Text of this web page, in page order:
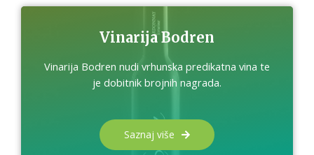
Vinarija Bodren
Vinarija Bodren nudi vrhunska predikatna vina te
je dobitnik brojnih nagrada.
Saznaj više